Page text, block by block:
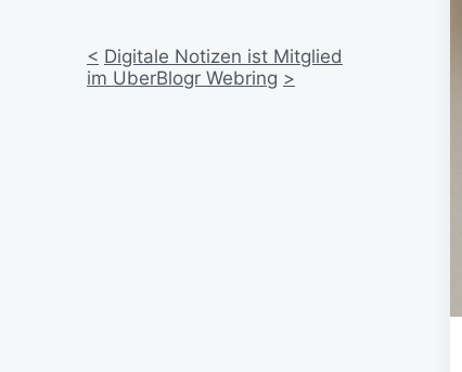
< Digitale Notizen ist Mitglied
im UberBlogr Webring >